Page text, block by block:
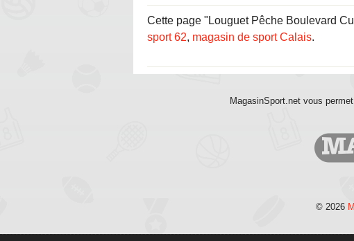
Cette page "Louguet Pêche Boulevard
sport 62, magasin de sport Calais.
MagasinSport.net vous
© 2026